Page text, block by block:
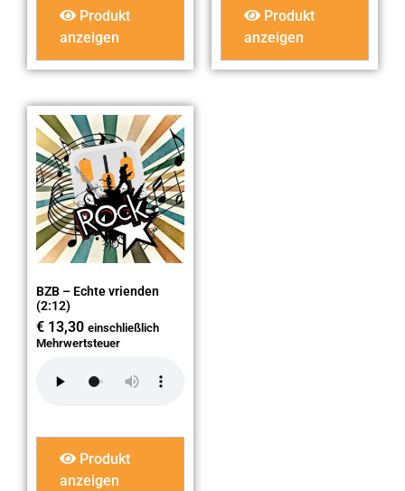
Produkt
anzeigen
Produkt
anzeigen
BZB – Echte vrienden
(2:12)
€ 13,30 einschließlich
Mehrwertsteuer
Produkt
anzeigen